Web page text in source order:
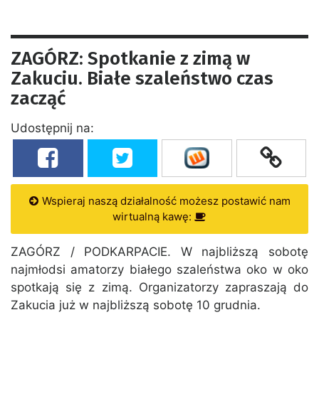
ZAGÓRZ: Spotkanie z zimą w
Zakuciu. Białe szaleństwo czas
zacząć
Udostępnij na:
Wspieraj naszą działalność możesz postawić nam
wirtualną kawę:
ZAGÓRZ / PODKARPACIE. W najbliższą sobotę
najmłodsi amatorzy białego szaleństwa oko w oko
spotkają się z zimą. Organizatorzy zapraszają do
Zakucia już w najbliższą sobotę 10 grudnia.